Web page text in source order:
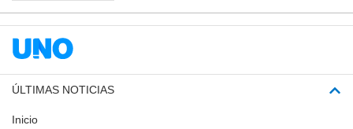
ÚLTIMAS NOTICIAS
Inicio